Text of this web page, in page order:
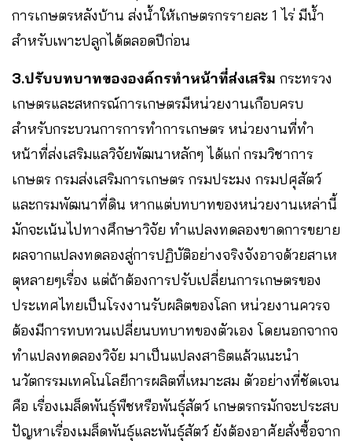
การเกษตรหลังบ้าน ส่งน้ำให้เกษตรกรรายละ 1 ไร่ มีน้ำ
สำหรับเพาะปลูกได้ตลอดปีก่อน
3.ปรับบทบาทขององค์กรทำหน้าที่ส่งเสริม กระทรวง
เกษตรและสหกรณ์การเกษตรมีหน่วยงานเกือบครบ
สำหรับกระบวนการการทำการเกษตร หน่วยงานที่ทำ
หน้าที่ส่งเสริมแลวิจัยพัฒนาหลักๆ ได้แก่ กรมวิชาการ
เกษตร กรมส่งเสริมการเกษตร กรมประมง กรมปศุสัตว์
และกรมพัฒนาที่ดิน หากแต่บทบาทของหน่วยงานเหล่านี้
มักจะเน้นไปทางศึกษาวิจัย ทำแปลงทดลองขาดการขยาย
ผลจากแปลงทดลองสู่การปฏิบัติอย่างจริงจังอาจด้วยสาเห
ตุหลายๆเรื่อง แต่ถ้าต้องการปรับเปลี่ยนการเกษตรของ
ประเทศไทยเป็นโรงงานรับผลิตของโลก หน่วยงานควรจ
ต้องมีการทบทวนเปลี่ยนบทบาทของตัวเอง โดยนอกจากจ
ทำแปลงทดลองวิจัย มาเป็นแปลงสาธิตแล้วแนะนำ
นวัตกรรมเทคโนโลยีการผลิตที่เหมาะสม ตัวอย่างที่ชัดเจน
คือ เรื่องเมล็ดพันธุ์พืชหรือพันธุ์สัตว์ เกษตรกรมักจะประสบ
ปัญหาเรื่องเมล็ดพันธุ์และพันธุ์สัตว์ ยังต้องอาศัยสั่งซื้อจาก